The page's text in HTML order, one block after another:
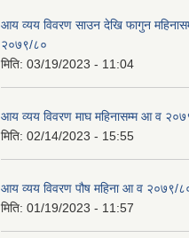
आय व्यय विवरण साउन देखि फागुन
२०७९/८०
मिति: 03/19/2023 - 11:04
आय व्यय विवरण माघ महिनासम्म आ व
मिति: 02/14/2023 - 15:55
आय व्यय विवरण पौष महिना आ व २०७९/
मिति: 01/19/2023 - 11:57